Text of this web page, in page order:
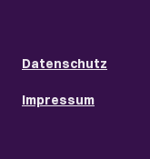
Datenschutz
Impressum